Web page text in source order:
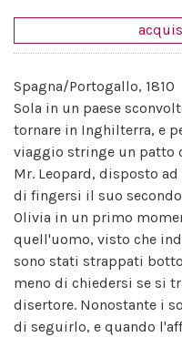
Spagna/Portogallo, 1810
Sola in un paese
tornare in Inghilterra, e
viaggio stringe un patto
Mr. Leopard, disposto
di fingersi il suo
Olivia in un primo
quell'uomo, visto che
sono stati strappati
meno di chiedersi se si
disertore. Nonostante i
di seguirlo, e quando